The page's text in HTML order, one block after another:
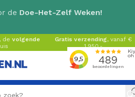
de Doe-Het-Zelf Weken!
de volgende
Gratis verzending, vanaf €
1.950,-